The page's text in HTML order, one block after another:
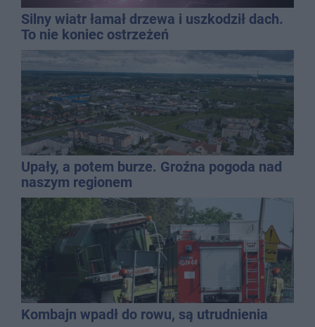
Silny wiatr łamał drzewa i uszkodził dach.
To nie koniec ostrzeżeń
Upały, a potem burze. Groźna pogoda nad
naszym regionem
Kombajn wpadł do rowu, są utrudnienia